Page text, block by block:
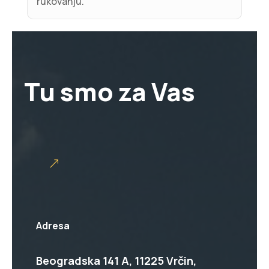
Tu smo za Vas
Adresa
Beogradska 141 A, 11225 Vrčin,